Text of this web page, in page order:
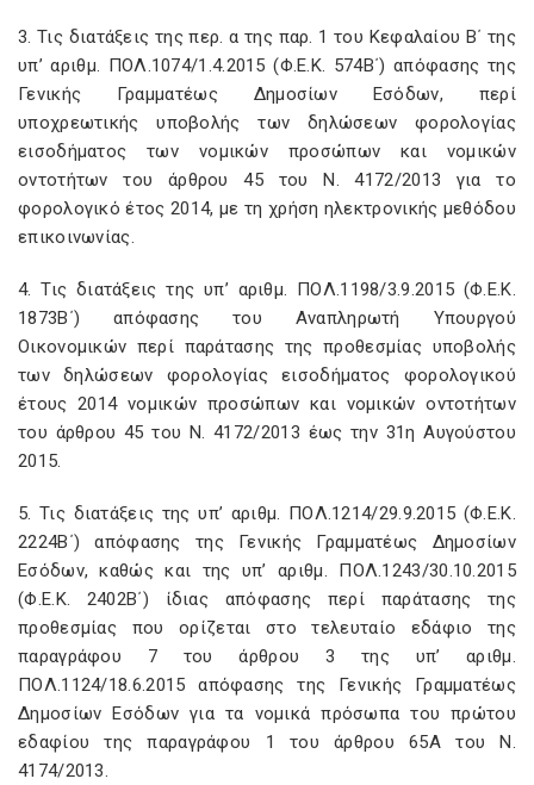
3. Τις διατάξεις της περ. α της παρ. 1 του Κεφαλαίου Β΄ της
υπ’ αριθμ. ΠΟΛ.1074/1.4.2015 (Φ.Ε.Κ. 574Β΄) απόφασης της
Γενικής Γραμματέως Δημοσίων Εσόδων, περί
υποχρεωτικής υποβολής των δηλώσεων φορολογίας
εισοδήματος των νομικών προσώπων και νομικών
οντοτήτων του άρθρου 45 του Ν. 4172/2013 για το
φορολογικό έτος 2014, με τη χρήση ηλεκτρονικής μεθόδου
επικοινωνίας.
4. Τις διατάξεις της υπ’ αριθμ. ΠΟΛ.1198/3.9.2015 (Φ.Ε.Κ.
1873Β΄) απόφασης του Αναπληρωτή Υπουργού
Οικονομικών περί παράτασης της προθεσμίας υποβολής
των δηλώσεων φορολογίας εισοδήματος φορολογικού
έτους 2014 νομικών προσώπων και νομικών οντοτήτων
του άρθρου 45 του Ν. 4172/2013 έως την 31η Αυγούστου
2015.
5. Τις διατάξεις της υπ’ αριθμ. ΠΟΛ.1214/29.9.2015 (Φ.Ε.Κ.
2224Β΄) απόφασης της Γενικής Γραμματέως Δημοσίων
Εσόδων, καθώς και της υπ’ αριθμ. ΠΟΛ.1243/30.10.2015
(Φ.Ε.Κ. 2402Β΄) ίδιας απόφασης περί παράτασης της
προθεσμίας που ορίζεται στο τελευταίο εδάφιο της
παραγράφου 7 του άρθρου 3 της υπ’ αριθμ.
ΠΟΛ.1124/18.6.2015 απόφασης της Γενικής Γραμματέως
Δημοσίων Εσόδων για τα νομικά πρόσωπα του πρώτου
εδαφίου της παραγράφου 1 του άρθρου 65Α του Ν.
4174/2013.